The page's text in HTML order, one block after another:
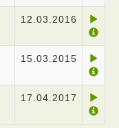
12.03.2016
15.03.2015
17.04.2017